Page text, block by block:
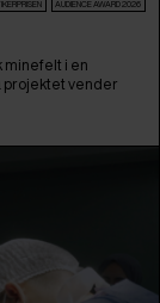
AUDIENCE AWARD 2026
minefelt i en
projektet vender